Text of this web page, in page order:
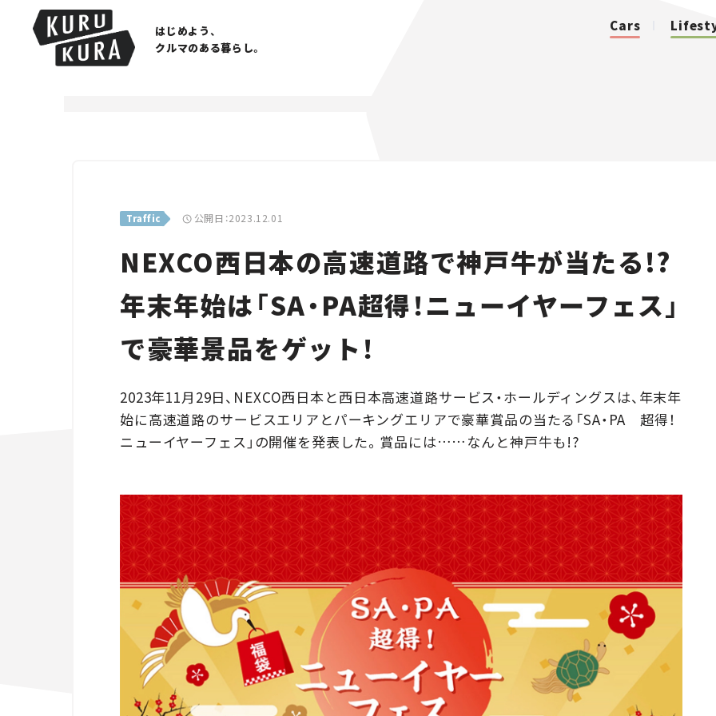
はじめよう、
クルマのある暮らし。
Cars
Traffic 公開日：2023.12.01
NEXCO西日本の高速道路で神戸牛が当たる!?
年末年始は「SA・PA超得！ニューイヤーフェス」
で豪華景品をゲット！
2023年11月29日、NEXCO西日本と西日本高速道路サービス・ホールディングスは、年末年
始に高速道路のサービスエリアとパーキングエリアで豪華賞品の当たる「SA・PA 超得！
ニューイヤーフェス」の開催を発表した。賞品には……なんと神戸牛も!?
Traffic
Special